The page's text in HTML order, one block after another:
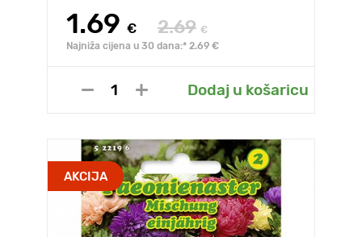
1.69 € 2.69 €
Najniža cijena u 30 dana:* 2.69 €
Dodaj u košaricu
AKCIJA